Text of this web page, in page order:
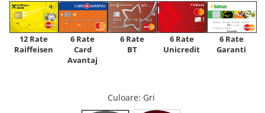
12 Rate
Raiffeisen
6 Rate
Card
Avantaj
6 Rate
BT
6 Rate
Unicredit
6 Rate
Garanti
Culoare: Gri